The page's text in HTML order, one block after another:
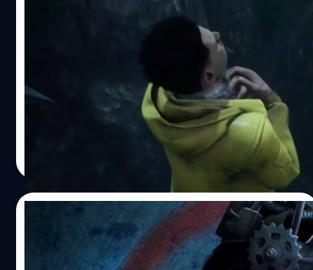
Sadako จาก The Ring จะเป็นนักฆ่าคนใหม่ใน
ทีมพัฒนา Behaviour Interactive ได้ประกาศว่าจะเปิดให้เล่น
แชปเตอร์ Sadako Rising ของเกม Dead by Daylight ในวันที่
8 มีนาคม 2022 โดยจะเพิ่มนักฆ่า ซาดาโกะ (Sadako) จาก
ภาพยนตร์ The Ring และนิยายสยองขวัญ Ringu ที่แต่งโดย
โคจิ ซูซูกิ (Koji Suzuki) ซาดาโกะจะมีชื่อในเกม Dead by
Daylight ว่า อนเรียว (Onryo) ซึ่งจะนำเสนอความสยองขวัญ
ทางจิตวิทยาและมีกลไกการเล่นที่แตกต่างจากนักฆ่าคนอื่น ๆ
นอกจากนี้ยังเพิ่มตัวละคร โยอิจิ อาซากาวะ (Yoichi
Asakawa) ตัวเอกเพียงคนเดียวในแฟรนไชส์ Ringu ที่เคยรอด
ชีวิตจากเงื้อมมือของซาดาโกะ อ้างอิง พิสูจน์อักษร : สุชยา
| 1632 days ago
25/01/2022
Dead by Daylight เตรียมครอสโอเวอร์กับ
Saw ในสัปดาห์นี้